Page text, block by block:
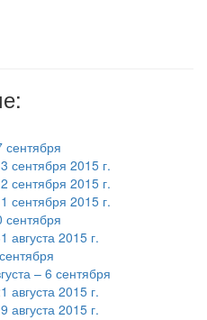
сентября 2015 г.
сентября 2015 г.
сентября 2015 г.
2015 г.
– 6 сентября
2015 г.
2015 г.